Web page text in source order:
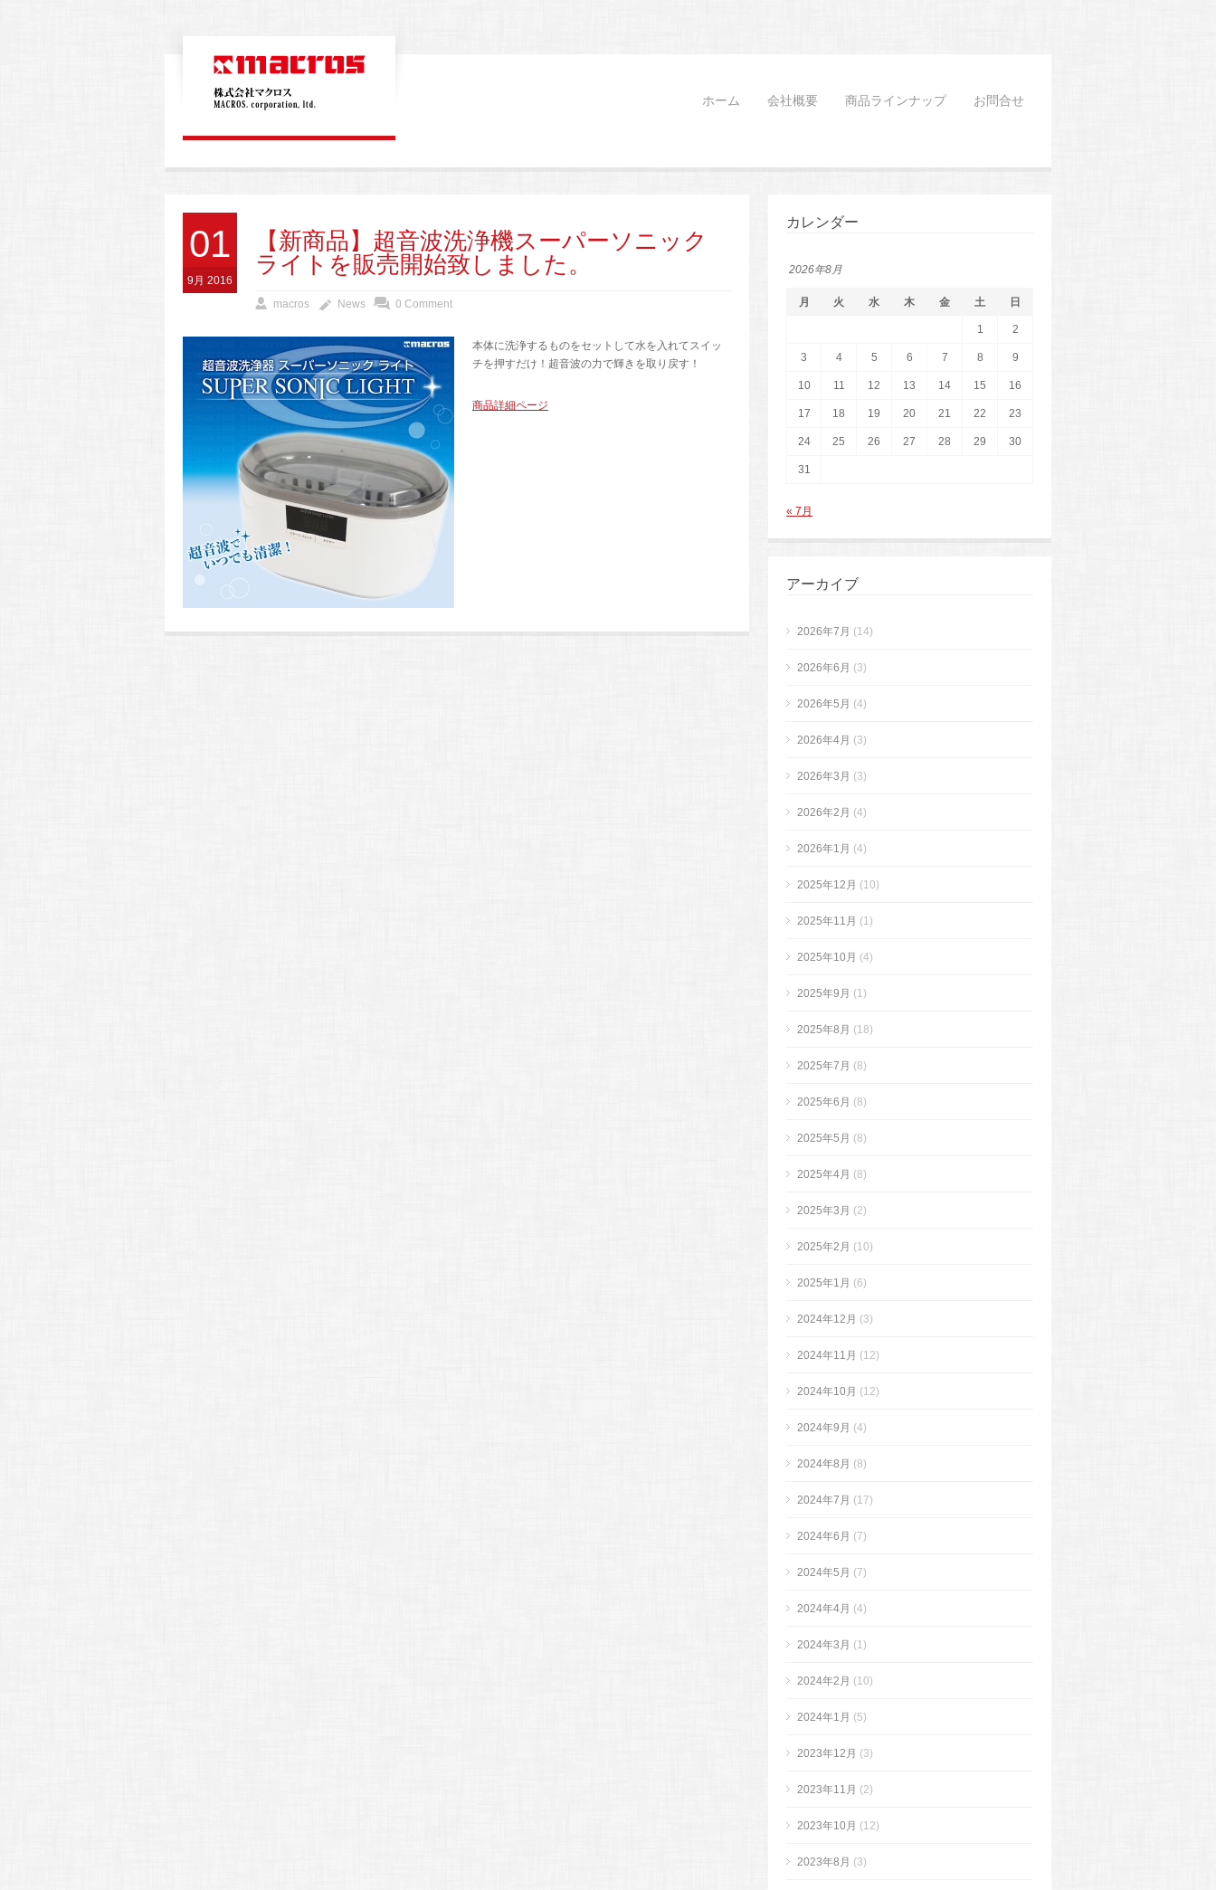
ホーム 会社概要 商品ラインナップ お問合せ
01
9月 2016
【新商品】超音波洗浄機スーパーソニック
ライトを販売開始致しました。
macros News 0 Comment
本体に洗浄するものをセットして水を入れてスイッ
チを押すだけ！超音波の力で輝きを取り戻す！
商品詳細ページ
カレンダー
2026年8月
月 火 水 木 金 土 日
1 2
3 4 5 6 7 8 9
10 11 12 13 14 15 16
17 18 19 20 21 22 23
24 25 26 27 28 29 30
31
« 7月
アーカイブ
2026年7月 (14)
2026年6月 (3)
2026年5月 (4)
2026年4月 (3)
2026年3月 (3)
2026年2月 (4)
2026年1月 (4)
2025年12月 (10)
2025年11月 (1)
2025年10月 (4)
2025年9月 (1)
2025年8月 (18)
2025年7月 (8)
2025年6月 (8)
2025年5月 (8)
2025年4月 (8)
2025年3月 (2)
2025年2月 (10)
2025年1月 (6)
2024年12月 (3)
2024年11月 (12)
2024年10月 (12)
2024年9月 (4)
2024年8月 (8)
2024年7月 (17)
2024年6月 (7)
2024年5月 (7)
2024年4月 (4)
2024年3月 (1)
2024年2月 (10)
2024年1月 (5)
2023年12月 (3)
2023年11月 (2)
2023年10月 (12)
2023年8月 (3)